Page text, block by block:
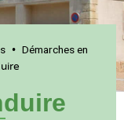
• Démarches en